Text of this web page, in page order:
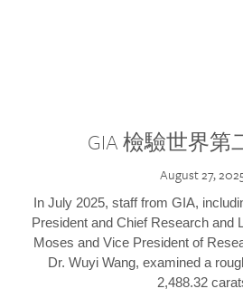
GIA 檢驗世界第
August 27,
In July 2025, staff from GIA,
President and Chief Research and
Moses and Vice President of
Dr. Wuyi Wang, examined a
2,488.32